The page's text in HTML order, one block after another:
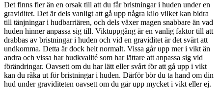
Det finns fler än en orsak till att du får bristningar i huden under en
graviditet. Det är dels vanligt att gå upp några kilo vilket kan bidra
till tänjningar i hudbarriären, och dels växer magen snabbare än vad
huden hinner anpassa sig till. Viktuppgång är en vanlig faktor till att
drabbas av bristningar i huden och vid en graviditet är det svårt att
undkomma. Detta är dock helt normalt. Vissa går upp mer i vikt än
andra och vissa har hudkvalité som har lättare att anpassa sig vid
förändringar. Oavsett om du har lätt eller svårt för att gå upp i vikt
kan du råka ut för bristningar i huden. Därför bör du ta hand om din
hud under graviditeten oavsett om du går upp mycket i vikt eller ej.